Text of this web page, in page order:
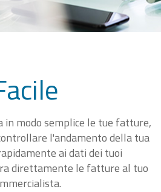
in modo semplice le tue fatture,
l'andamento della tua
ai dati dei tuoi
direttamente le fatture al tuo